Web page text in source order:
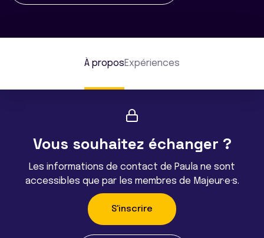
À proposExpériences
Vous souhaitez échanger ?
Les informations de contact de Paula ne sont
accessibles que par les membres de Majeur·e·s.
S'inscrire